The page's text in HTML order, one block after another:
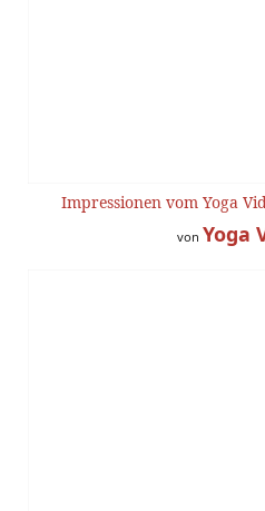
Impressionen vom Yoga
von Yoga